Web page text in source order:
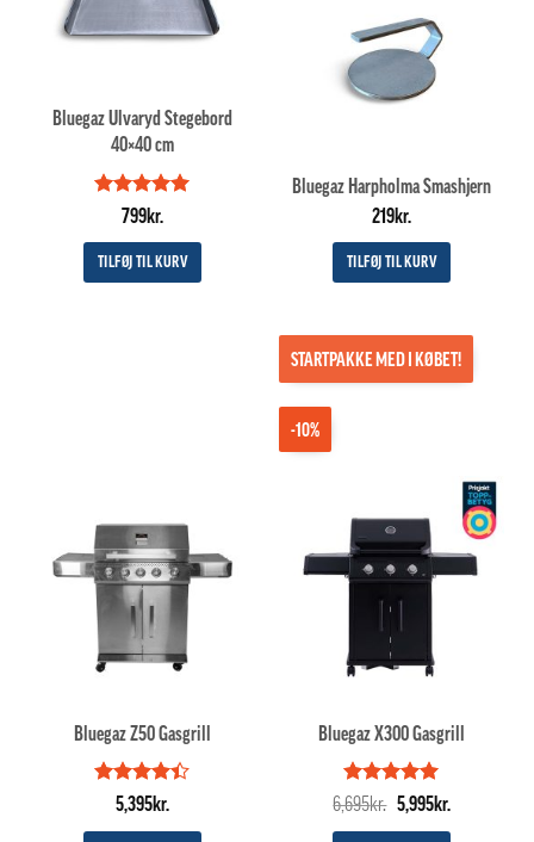
Bluegaz Ulvaryd Stegebord
40×40 cm
Vurderet
799kr.
TILFØJ TIL KURV
Bluegaz Harpholma Smashjern
219kr.
TILFØJ TIL KURV
Bluegaz Z50 Gasgrill
Vurderet
ud af
5
5,395kr.
-10%
STARTPAKKE MED I KØBET!
Bluegaz X300 Gasgrill
Vurderet5
ud af 5
6,695kr. Den
5,995kr.